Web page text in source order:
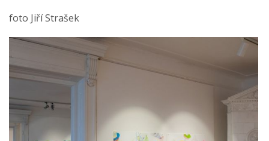
foto Jiří Strašek